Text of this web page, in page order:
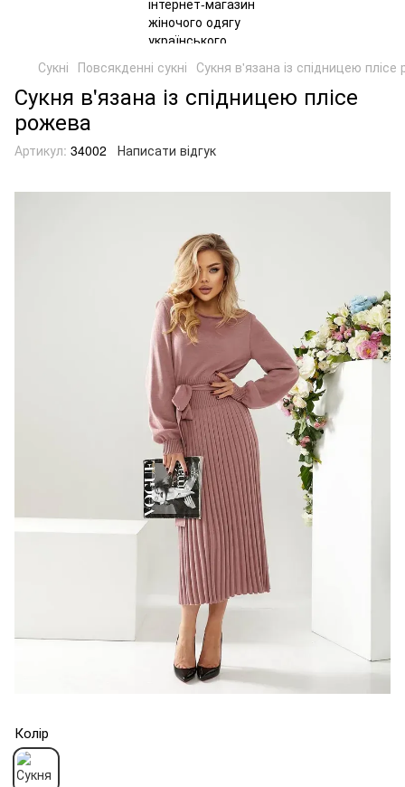
Сукні Повсякденні сукні Сукня в'язана із спідницею
Сукня в'язана із спідницею плісе
рожева
Артикул: 34002 Написати відгук
Колір